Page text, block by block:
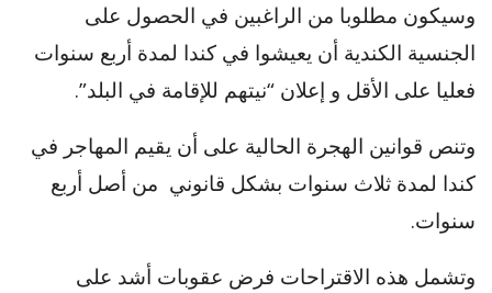
وسيكون مطلوبا من الراغبين في الحصول على
الجنسية الكندية أن يعيشوا في كندا لمدة أربع سنوات
فعليا على الأقل و إعلان “نيتهم للإقامة في البلد”.
وتنص قوانين الهجرة الحالية على أن يقيم المهاجر في
كندا لمدة ثلاث سنوات بشكل قانوني من أصل أربع
سنوات.
وتشمل هذه الاقتراحات فرض عقوبات أشد على